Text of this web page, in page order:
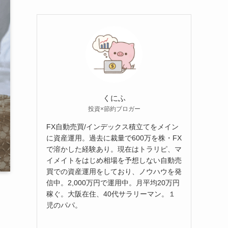
リ
くにふ
投資×節約ブロガー
FX自動売買/インデックス積立てをメイン
に資産運用。過去に裁量で600万を株・FX
で溶かした経験あり。現在はトラリピ、マ
イメイトをはじめ相場を予想しない自動売
買での資産運用をしており、ノウハウを発
信中。2,000万円で運用中。月平均20万円
稼ぐ。大阪在住、40代サラリーマン。１
児のパパ。